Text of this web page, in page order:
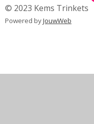
© 2023 Kems Trinkets
Powered byJouwWeb